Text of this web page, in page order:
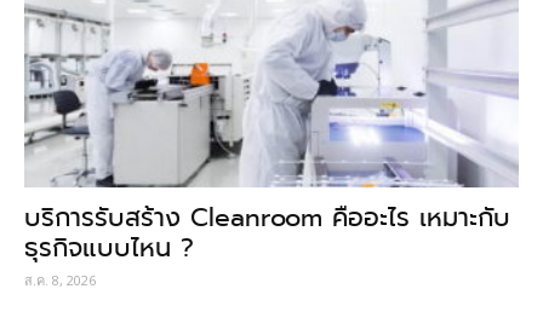
บริการรับสร้าง Cleanroom คืออะไร เหมาะกับ
ธุรกิจแบบไหน ?
ส.ค. 8, 2026